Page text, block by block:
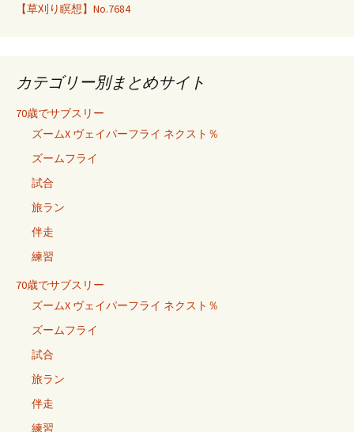
【草刈り瞑想】No.7684
カテゴリー別まとめサイト
70歳でサブスリー
ズームX ヴェイパーフライ ネクスト％
ズームフライ
試合
旅ラン
伴走
練習
70歳でサブスリー
ズームX ヴェイパーフライ ネクスト％
ズームフライ
試合
旅ラン
伴走
練習